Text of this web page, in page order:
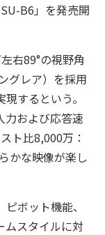
B6」を発売開
右89°の視野角
グレア）を採用
するという。
力および応答速
ト比8,000万：
かな映像が楽し
ボット機能、
ムスタイルに対